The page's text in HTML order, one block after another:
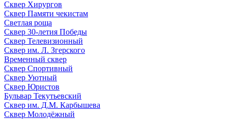
Сквер Хирургов
Сквер Памяти чекистам
Светлая роща
Сквер 30-летия Победы
Сквер Телевизионный
Сквер им. Л. Згерского
Временный сквер
Сквер Спортивный
Сквер Уютный
Сквер Юристов
Бульвар Текутьевский
Сквер им. Д.М. Карбышева
Сквер Молодёжный